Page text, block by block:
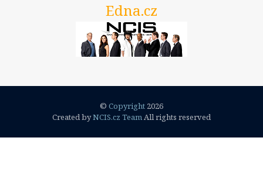
Edna.cz
© Copyright 2026
Created byNCIS.cz TeamAll rights reserved